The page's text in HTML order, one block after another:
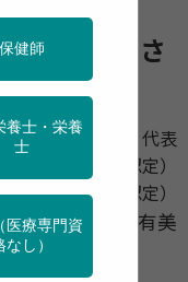
動の大切さ
ンラボカマクラ
代表
ナー（NESTA認定）
くり事業財団認定）
前田 有美
保健師
養士・栄養
士
医療専門資
なし）